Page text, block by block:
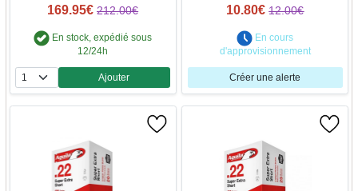
169.95€ 212.00€
En stock, expédié sous
12/24h
Quantité
Ajouter
10.80€ 12.00€
En cours
d'approvisionnement
Créer une alerte